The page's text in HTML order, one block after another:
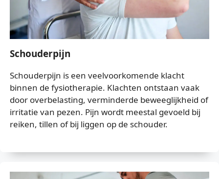
Schouderpijn
Schouderpijn is een veelvoorkomende klacht
binnen de fysiotherapie. Klachten ontstaan vaak
door overbelasting, verminderde beweeglijkheid of
irritatie van pezen. Pijn wordt meestal gevoeld bij
reiken, tillen of bij liggen op de schouder.